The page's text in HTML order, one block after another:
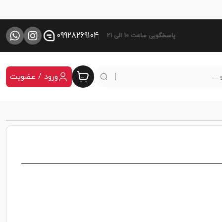
09928269104 پاسخگویی ساعت 10 الی 21
ورود / عضویت